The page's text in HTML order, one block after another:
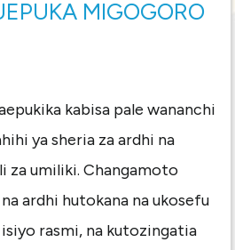
MIGOGORO
kabisa pale wananchi
ya sheria za ardhi na
za umiliki. Changamoto
ardhi hutokana na ukosefu
rasmi, na kutozingatia